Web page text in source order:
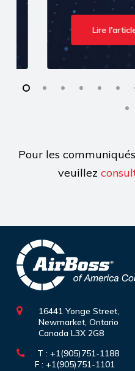
Lire
Pour les
veuillez
16441 Yonge Street,
Newmarket, Ontario
Canada L3X 2G8
T : +1(905)751-1188
F : +1(905)751-1101